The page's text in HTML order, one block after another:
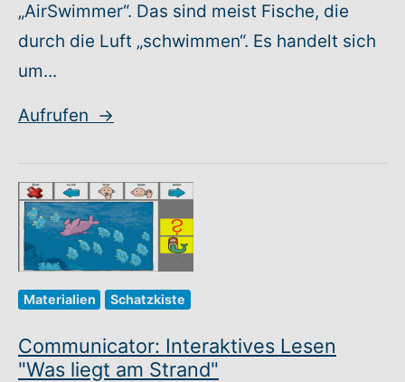
„AirSwimmer“. Das sind meist Fische, die
durch die Luft „schwimmen“. Es handelt sich
um...
Aufrufen →
Materialien Schatzkiste
Communicator: Interaktives Lesen
"Was liegt am Strand"